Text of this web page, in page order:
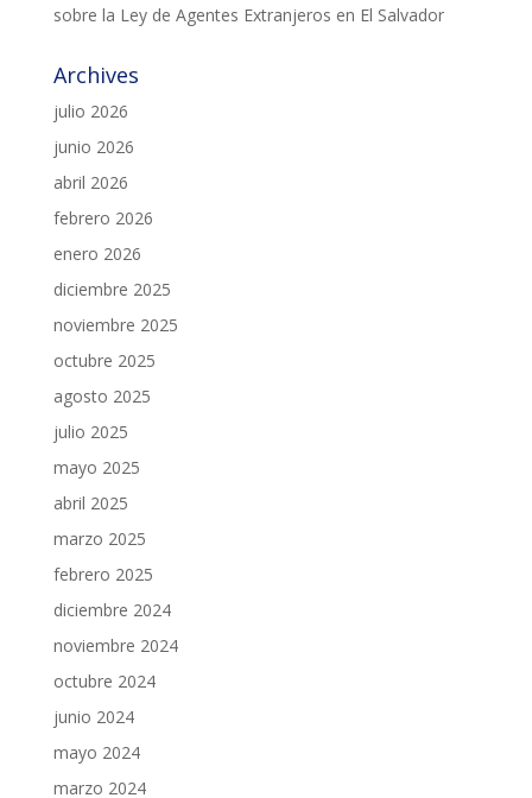
sobre la Ley de Agentes Extranjeros en El Salvador
Archives
julio 2026
junio 2026
abril 2026
febrero 2026
enero 2026
diciembre 2025
noviembre 2025
octubre 2025
agosto 2025
julio 2025
mayo 2025
abril 2025
marzo 2025
febrero 2025
diciembre 2024
noviembre 2024
octubre 2024
junio 2024
mayo 2024
marzo 2024